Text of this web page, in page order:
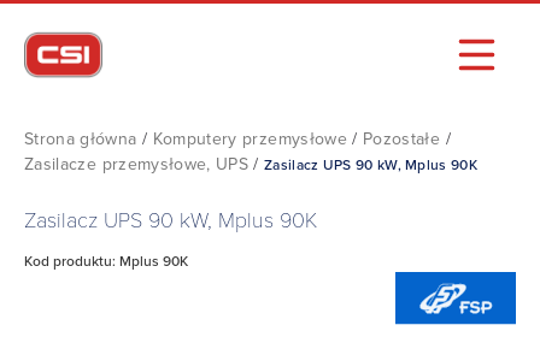
Strona główna / Komputery przemysłowe / Pozostałe /
Zasilacze przemysłowe, UPS /Zasilacz UPS 90 kW, Mplus 90K
Zasilacz UPS 90 kW, Mplus 90K
Kod produktu: Mplus 90K